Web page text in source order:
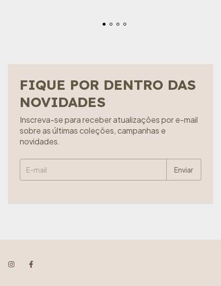
FIQUE POR DENTRO DAS
NOVIDADES
Inscreva-se para receber atualizações por e-mail
sobre as últimas coleções, campanhas e
novidades.